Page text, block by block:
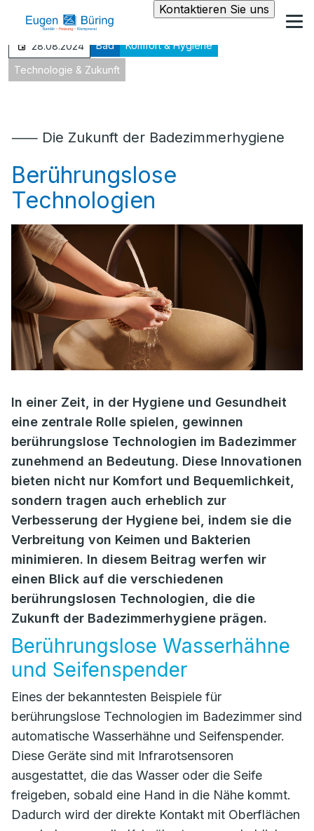
Kontaktieren Sie uns
28.08.2024 Bad Komfort & Hygiene
Technologie & Zukunft
⸺ Die Zukunft der Badezimmerhygiene
Berührungslose
Technologien
In einer Zeit, in der Hygiene und Gesundheit
eine zentrale Rolle spielen, gewinnen
berührungslose Technologien im Badezimmer
zunehmend an Bedeutung. Diese Innovationen
bieten nicht nur Komfort und Bequemlichkeit,
sondern tragen auch erheblich zur
Verbesserung der Hygiene bei, indem sie die
Verbreitung von Keimen und Bakterien
minimieren. In diesem Beitrag werfen wir
einen Blick auf die verschiedenen
berührungslosen Technologien, die die
Zukunft der Badezimmerhygiene prägen.
Berührungslose Wasserhähne
und Seifenspender
Eines der bekanntesten Beispiele für
berührungslose Technologien im Badezimmer sind
automatische Wasserhähne und Seifenspender.
Diese Geräte sind mit Infrarotsensoren
ausgestattet, die das Wasser oder die Seife
freigeben, sobald eine Hand in die Nähe kommt.
Dadurch wird der direkte Kontakt mit Oberflächen